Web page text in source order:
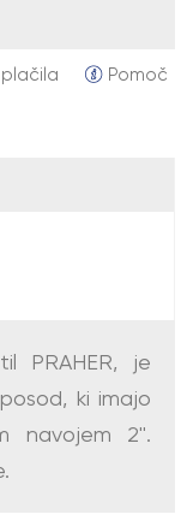
plačila Pomoč
PRAHER, je
ki imajo
navojem 2''.